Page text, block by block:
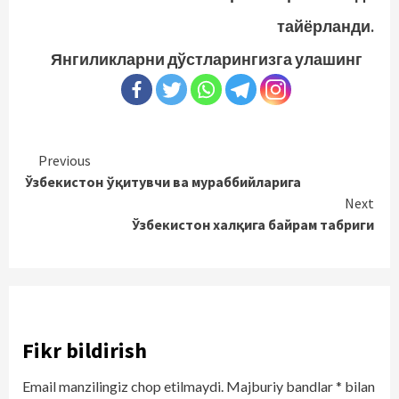
тайёрланди.
Янгиликларни дўстларингизга улашинг
Continue
Reading
Previous
Ўзбекистон ўқитувчи ва мураббийларига
Next
Ўзбекистон халқига байрам табриги
Fikr bildirish
Email manzilingiz chop etilmaydi. Majburiy bandlar* bilan